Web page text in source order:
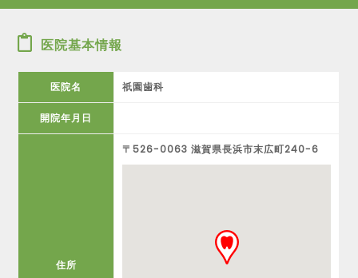
医院基本情報
医院名 祇園歯科
開院年月日
住所
〒526-0063 滋賀県長浜市末広町240-6